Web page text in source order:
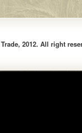
2012. All right